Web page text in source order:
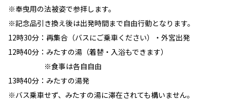
※奉曳用の法被姿で参拝します。
※記念品引き換え後は出発時間まで自由行動となります。
12時30分：再集合（バスにご乗車ください）・外宮出発
12時40分：みたすの湯（着替・入浴もできます）
※食事は各自自由
13時40分：みたすの湯発
※バス乗車せず、みたすの湯に滞在されても構いません。